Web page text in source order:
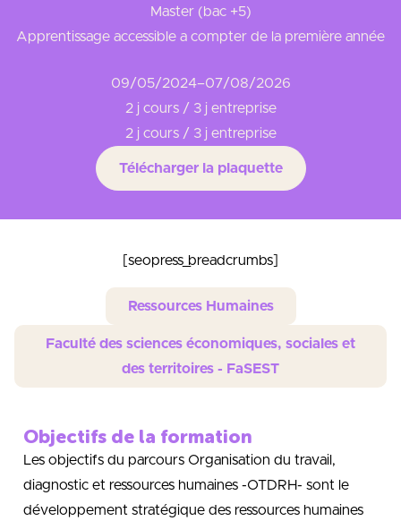
Master (bac +5)
Apprentissage accessible a compter de la première année
09/05/2024–07/08/2026
2 j cours / 3 j entreprise
2 j cours / 3 j entreprise
Télécharger la plaquette
[seopress_breadcrumbs]
Ressources Humaines
Faculté des sciences économiques, sociales et
des territoires - FaSEST
Objectifs de la formation
Les objectifs du parcours Organisation du travail,
diagnostic et ressources humaines -OTDRH- sont le
développement stratégique des ressources humaines